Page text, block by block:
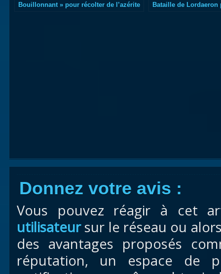
Bouillonnant » pour récolter de l’azérite
Bataille de Lordaeron
Donnez votre avis :
Vous pouvez réagir à cet
utilisateursur le réseau ou
des avantages proposés
réputation, un espace de